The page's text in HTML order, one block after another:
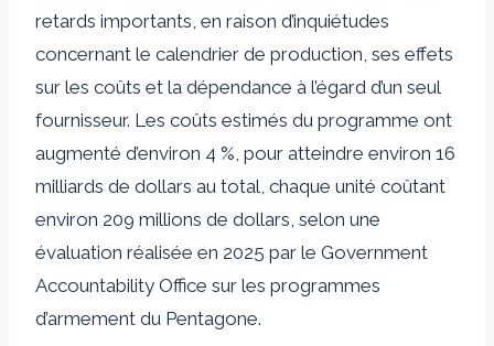
retards importants, en raison d’inquiétudes
concernant le calendrier de production, ses effets
sur les coûts et la dépendance à l’égard d’un seul
fournisseur. Les coûts estimés du programme ont
augmenté d’environ 4 %, pour atteindre environ 16
milliards de dollars au total, chaque unité coûtant
environ 209 millions de dollars, selon une
évaluation réalisée en 2025 par le Government
Accountability Office sur les programmes
d’armement du Pentagone.